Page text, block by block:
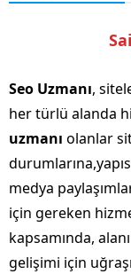
Seo Uzmanı,
her türlü alanda
uzmanı olanlar
medya
için gereken
kapsamında,
gelişimi için